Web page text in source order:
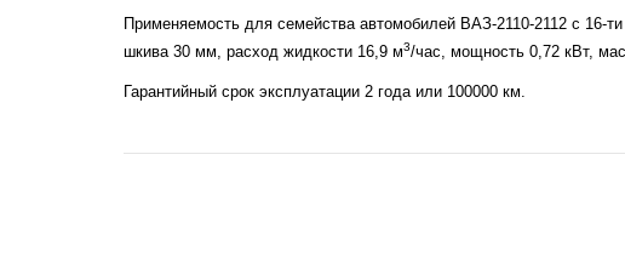
Применяемость для семейства автомобилей ВАЗ-2110-2112 с 16-
шкива 30 мм, расход жидкости 16,9 м3/час, мощность 0,72 кВт,
Гарантийный срок эксплуатации 2 года или 100000 км.